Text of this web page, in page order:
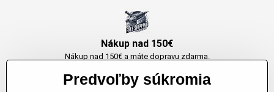
Nákup nad 150€
Nákup nad 150€ a máte dopravu zdarma.
Predvoľby súkromia